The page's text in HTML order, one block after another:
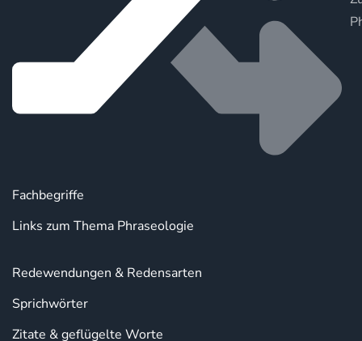
Fachbegriffe
Links zum Thema Phraseologie
Redewendungen & Redensarten
Sprichwörter
Zitate & geflügelte Worte